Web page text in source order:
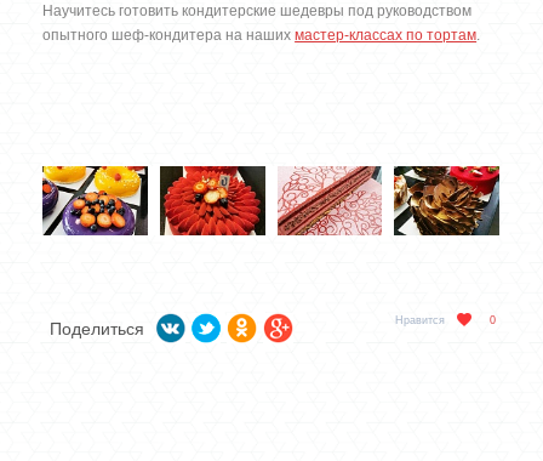
Научитесь готовить кондитерские шедевры под руководством
опытного шеф-кондитера на нашихмастер-классах по тортам
Поделиться Нравится 0